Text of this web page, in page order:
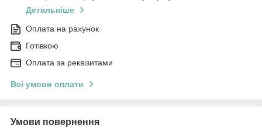
Детальніше
Оплата на рахунок
Готівкою
Оплата за реквізитами
Всі умови оплати
Умови повернення